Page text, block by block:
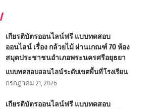
เกียรติบัตรออนไลน์ฟรี แบบทดสอบ
ออนไลน์ เรื่อง กล้วยไม้ ผ่านเกณฑ์ 70 ห้อง
สมุดประชาชนอำเภอพระนครศรีอยุธยา
แบบทดสอบออนไลน์ระดับเขตพื้นที่โรงเรียน
กรกฎาคม 21, 2026
เกียรติบัตรออนไลน์ฟรี แบบทดสอบ